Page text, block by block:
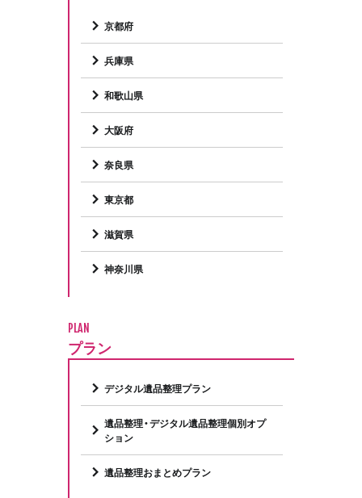
京都府
兵庫県
和歌山県
大阪府
奈良県
東京都
滋賀県
神奈川県
PLAN
プラン
デジタル遺品整理プラン
遺品整理・デジタル遺品整理個別オプ
ション
遺品整理おまとめプラン